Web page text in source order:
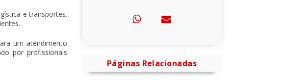
e transportes.
um atendimento
por profissionais
Páginas Relacionadas